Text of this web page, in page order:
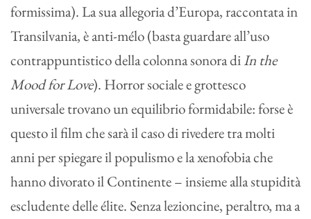
formissima). La sua allegoria d’Europa, raccontata in
Transilvania, è anti-mélo (basta guardare all’uso
contrappuntistico della colonna sonora diIn the
Mood for Love). Horror sociale e grottesco
universale trovano un equilibrio formidabile: forse è
questo il film che sarà il caso di rivedere tra molti
anni per spiegare il populismo e la xenofobia che
hanno divorato il Continente – insieme alla stupidità
escludente delle élite. Senza lezioncine, peraltro, ma a